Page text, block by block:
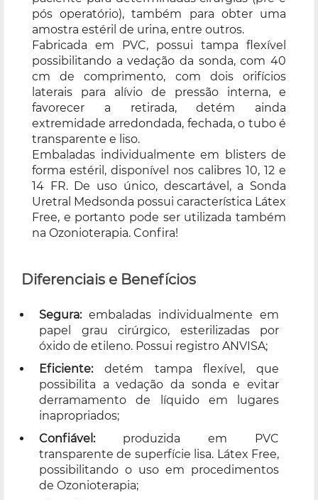
pós operatório), também para obter uma
amostra estéril de urina, entre outros.
Fabricada em PVC, possui tampa flexível
possibilitando a vedação da sonda, com 40
cm de comprimento, com dois orifícios
laterais para alívio de pressão interna, e
favorecer a retirada, detém ainda
extremidade arredondada, fechada, o tubo é
transparente e liso.
Embaladas individualmente em blisters de
forma estéril, disponível nos calibres 10, 12 e
14 FR. De uso único, descartável, a Sonda
Uretral Medsonda possui característica Látex
Free, e portanto pode ser utilizada também
na Ozonioterapia. Confira!
Diferenciais e Benefícios
Segura:embaladas individualmente em
papel grau cirúrgico, esterilizadas por
óxido de etileno. Possui registro ANVISA;
Eficiente:detém tampa flexível, que
possibilita a vedação da sonda e evitar
derramamento de líquido em lugares
inapropriados;
Confiável:produzida em PVC
transparente de superfície lisa. Látex Free,
possibilitando o uso em procedimentos
de Ozonioterapia;